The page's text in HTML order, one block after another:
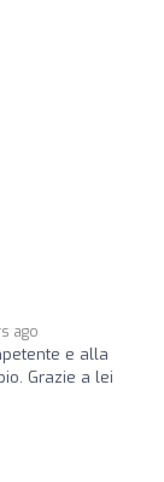
ago
e alla
Grazie a lei